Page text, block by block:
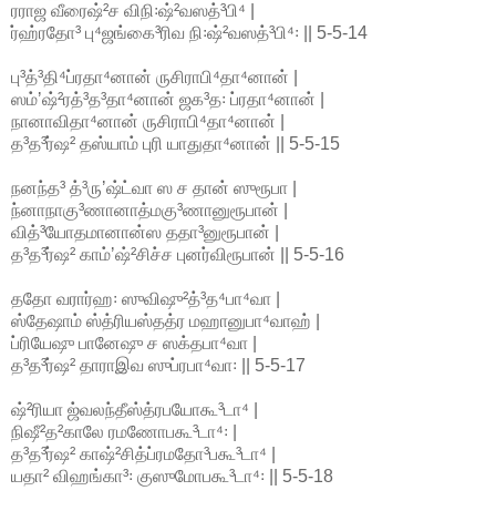
ரராஜ வீரைஷ்²ச விநி꞉ஷ்²வஸத்³பி⁴ |
ர்ஹ்ரதோ³ பு⁴ஜங்கை³ரிவ நி꞉ஷ்²வஸத்³பி⁴꞉ || 5-5-14
பு³த்³தி⁴ப்ரதா⁴னான் ருசிராபி⁴தா⁴னான் |
ஸம்ʼஷ்²ரத்³த³தா⁴னான் ஜக³த꞉ ப்ரதா⁴னான் |
நானாவிதா⁴னான் ருசிராபி⁴தா⁴னான் |
த³த³ர்ஷ² தஸ்யாம் புரி யாதுதா⁴னான் || 5-5-15
நனந்த³ த்³ருʼஷ்ட்வா ஸ ச தான் ஸுரூபா |
ந்னாநாகு³ணானாத்மகு³ணானுரூபான் |
வித்³யோதமானான்ஸ ததா³னுரூபான் |
த³த³ர்ஷ² காம்ʼஷ்²சிச்ச புனர்விரூபான் || 5-5-16
ததோ வரார்ஹ꞉ ஸுவிஷு²த்³த⁴பா⁴வா |
ஸ்தேஷாம் ஸ்த்ரியஸ்தத்ர மஹானுபா⁴வாஹ் |
ப்ரியேஷு பானேஷு ச ஸக்தபா⁴வா |
த³த³ர்ஷ² தாராஇவ ஸுப்ரபா⁴வா꞉ || 5-5-17
ஷ்²ரியா ஜ்வலந்தீஸ்த்ரபயோகூ³டா⁴ |
நிஷீ²த²காலே ரமணோபகூ³டா⁴꞉ |
த³த³ர்ஷ² காஷ்²சித்ப்ரமதோ³பகூ³டா⁴ |
யதா² விஹங்கா³꞉ குஸுமோபகூ³டா⁴꞉ || 5-5-18